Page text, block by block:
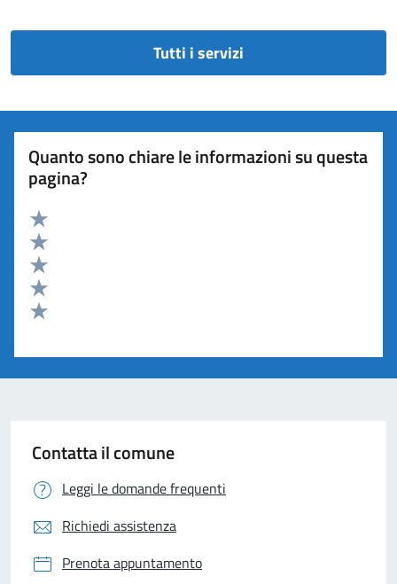
Tutti i servizi
Quanto sono chiare le informazioni su questa
pagina?
Valuta 5 stelle su 5
Valuta 4 stelle su 5
Valuta 3 stelle su 5
Valuta 2 stelle su 5
Contatta il comune
Leggi le domande frequenti
Richiedi assistenza
Prenota appuntamento